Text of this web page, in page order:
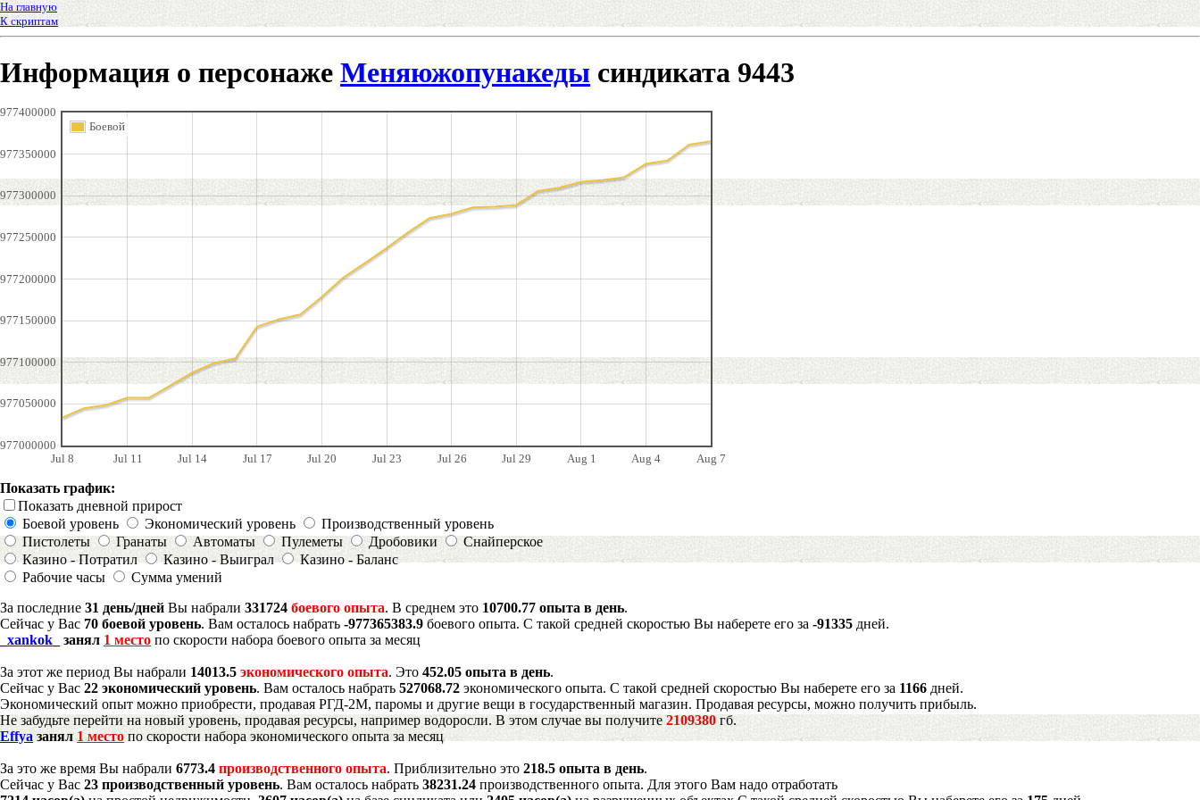
На главную
К скриптам
Информация о персонаже Меняюжопунакеды синдиката 9443
Jul 8 Jul 11 Jul 14 Jul 17 Jul 20 Jul 23 Jul 26 Jul 29 Aug 1 Aug 4 Aug 7
977000000
977050000
977100000
977150000
977200000
977250000
977300000
977350000
977400000
Боевой
Показать график:
Показать дневной прирост
Боевой уровень
Экономический уровень
Производственный уровень
Пистолеты
Гранаты Автоматы Пулеметы Дробовики
Снайперское
Казино - Потратил
Казино - Выиграл
Казино - Баланс
Рабочие часы
Сумма умений
За последние 31 день/дней Вы набрали 331724 боевого опыта. В среднем это 10700.77 опыта в день.
Сейчас у Вас 70 боевой уровень. Вам осталось набрать -977365383.9 боевого опыта. С такой средней скоростью Вы наберете его за -91335 дней.
_xankok_
занял 1 место по скорости набора боевого опыта за месяц
За этот же период Вы набрали 14013.5 экономического опыта. Это 452.05 опыта в день.
Сейчас у Вас 22 экономический уровень. Вам осталось набрать 527068.72 экономического опыта. С такой средней скоростью Вы наберете его за 1166 дней.
Экономический опыт можно приобрести, продавая РГД-2М, паромы и другие вещи в государственный магазин. Продавая ресурсы, можно получить прибыль.
Не забудьте перейти на новый уровень, продавая ресурсы, например водоросли. В этом случае вы получите 2109380 гб.
Effyaзанял1 место по скорости набора экономического опыта за месяц
За это же время Вы набрали 6773.4 производственного опыта. Приблизительно это 218.5 опыта в день.
Сейчас у Вас 23 производственный уровень. Вам осталось набрать 38231.24 производственного опыта. Для этого Вам надо отработать